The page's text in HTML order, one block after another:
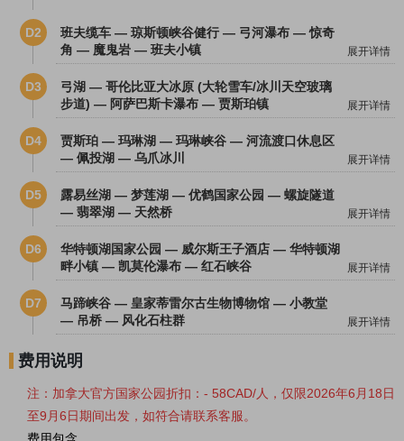
D2
班夫缆车 — 琼斯顿峡谷健行 — 弓河瀑布 — 惊奇
角 — 魔鬼岩 — 班夫小镇
展开详情
D3
弓湖 — 哥伦比亚大冰原 (大轮雪车/冰川天空玻璃
步道) — 阿萨巴斯卡瀑布 — 贾斯珀镇
展开详情
D4
贾斯珀 — 玛琳湖 — 玛琳峡谷 — 河流渡口休息区
— 佩投湖 — 乌爪冰川
展开详情
D5
露易丝湖 — 梦莲湖 — 优鹤国家公园 — 螺旋隧道
— 翡翠湖 — 天然桥
展开详情
D6
华特顿湖国家公园 — 威尔斯王子酒店 — 华特顿湖
畔小镇 — 凯莫伦瀑布 — 红石峡谷
展开详情
D7
马蹄峡谷 — 皇家蒂雷尔古生物博物馆 — 小教堂
— 吊桥 — 风化石柱群
展开详情
费用说明
注：加拿大官方国家公园折扣：- 58CAD/人，仅限2026年6月18日
至9月6日期间出发，如符合请联系客服。